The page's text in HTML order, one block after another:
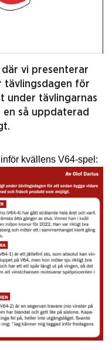
där vi presenterar
tävlingsdagen för
under tävlingarnas
så uppdaterad
kvällens V64-spel: